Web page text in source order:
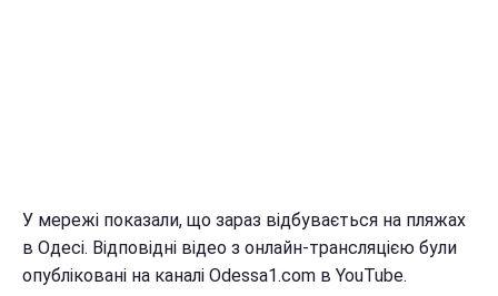
У мережі показали, що зараз відбувається на пляжах
в Одесі. Відповідні відео з онлайн-трансляцією були
опубліковані на каналі Odessa1.com в YouTube.